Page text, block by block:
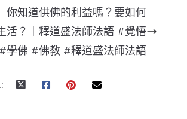
你知道供佛的利益嗎？要如何
活？｜釋道盛法師法語 #覺悟
學佛 #佛教 #釋道盛法師法語